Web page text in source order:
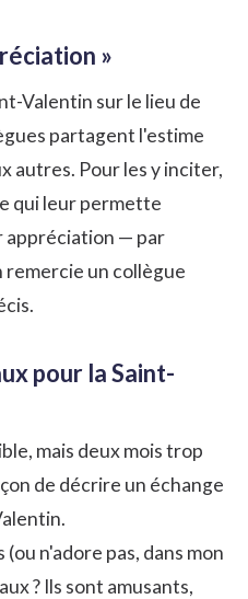
»
Valentin sur le lieu de
partagent l'estime
autres. Pour les y inciter,
qui leur permette
appréciation — par
remercie un collègue
pour la Saint-
mais deux mois trop
de décrire un échange
(ou n'adore pas, dans mon
? Ils sont amusants,